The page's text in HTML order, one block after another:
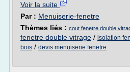
Voir la suite
Par : Menuiserie-fenetre
Thèmes liés : cout fenetre double
fenetre double vitrage / isolation
bois / devis menuiserie fenetre